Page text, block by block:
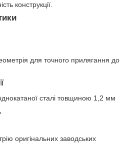
конструкції.
для точного прилягання до
сталі товщиною 1,2 мм
оригінальних заводських